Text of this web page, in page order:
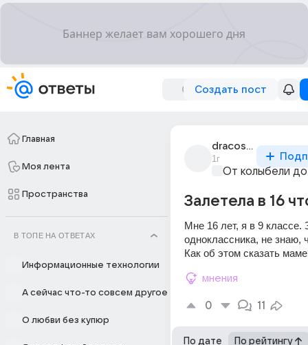
Создать пост
Главная
Моя лента
Пространства
В ТОПЕ НА ОТВЕТАХ
Информационные технологии
А сейчас что-то совсем другое
О любви без купюр
dracosha_17
1г
От колыбели
Залетела в 16
Мне 16 лет, я в 9 классе.
одноклассника, не знаю,
Как об этом сказать
мнения
0 11
По дате По рейтингу